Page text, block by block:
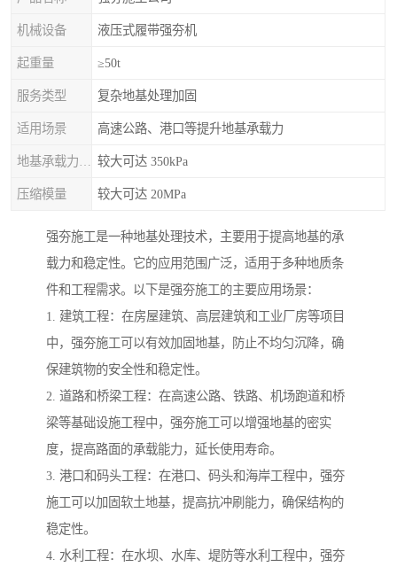
机械设备 液压式履带强夯机
起重量 ≥50t
服务类型 复杂地基处理加固
适用场景 高速公路、港口等提升地基承载力
较大可达 350kPa
压缩模量 较大可达 20MPa
强夯施工是一种地基处理技术，主要用于提高地基的承
载力和稳定性。它的应用范围广泛，适用于多种地质条
件和工程需求。以下是强夯施工的主要应用场景：
1. 建筑工程：在房屋建筑、高层建筑和工业厂房等项目
中，强夯施工可以有效加固地基，防止不均匀沉降，确
保建筑物的安全性和稳定性。
2. 道路和桥梁工程：在高速公路、铁路、机场跑道和桥
梁等基础设施工程中，强夯施工可以增强地基的密实
度，提高路面的承载能力，延长使用寿命。
3. 港口和码头工程：在港口、码头和海岸工程中，强夯
施工可以加固软土地基，提高抗冲刷能力，确保结构的
稳定性。
4. 水利工程：在水坝、水库、堤防等水利工程中，强夯